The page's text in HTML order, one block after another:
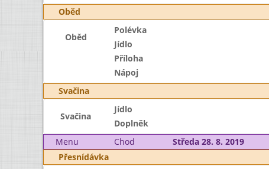
Oběd
Oběd
Polévka
Jídlo
Příloha
Nápoj
Svačina
Svačina
Jídlo
Doplněk
Menu
Chod Středa 28. 8. 2019
Přesnídávka